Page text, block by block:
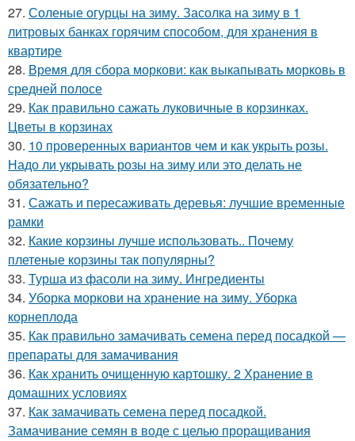
27. Соленые огурцы на зиму. Засолка на зиму в 1
литровых банках горячим способом, для хранения в
квартире
28. Время для сбора моркови: как выкапывать морковь в
средней полосе
29. Как правильно сажать луковичные в корзинках.
Цветы в корзинах
30. 10 проверенных вариантов чем и как укрыть розы.
Надо ли укрывать розы на зиму или это делать не
обязательно?
31. Сажать и пересаживать деревья: лучшие временные
рамки
32. Какие корзины лучше использовать.. Почему
плетеные корзины так популярны?
33. Турша из фасоли на зиму. Ингредиенты
34. Уборка моркови на хранение на зиму. Уборка
корнеплода
35. Как правильно замачивать семена перед посадкой —
препараты для замачивания
36. Как хранить очищенную картошку. 2 Хранение в
домашних условиях
37. Как замачивать семена перед посадкой.
Замачивание семян в воде с целью проращивания